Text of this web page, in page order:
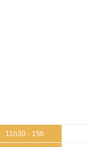
11h30 - 15h